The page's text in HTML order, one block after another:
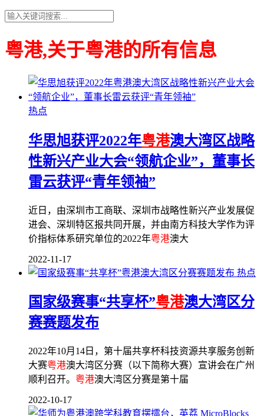
粤港,关于粤港的所有信息
热点
华思旭获评2022年粤港澳大湾区战略
性新兴产业大会“领航企业”，董事长
雷云获评“青年领袖”
近日，由深圳市工商联、深圳市战略性新兴产业发展促
进会、深圳特区报共同开展，并由南方科技大学作为评
价指标体系研究单位的2022年粤港澳大
2022-11-17
热点
国家级赛事“共享杯”粤港澳大湾区分
赛赛题发布
2022年10月14日，第十届共享杯科技资源共享服务创新
大赛粤港澳大湾区分赛（以下简称大赛）宣讲会在广州
顺利召开。 粤港澳大湾区分赛是第十届
2022-10-17